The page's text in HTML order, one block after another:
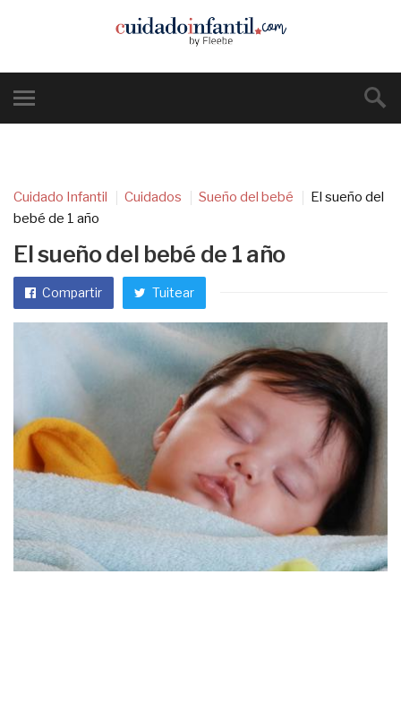
Cuidado Infantil Cuidados Sueño del bebé
El sueño del
bebé de 1 año
El sueño del bebé de 1 año
Compartir Tuitear